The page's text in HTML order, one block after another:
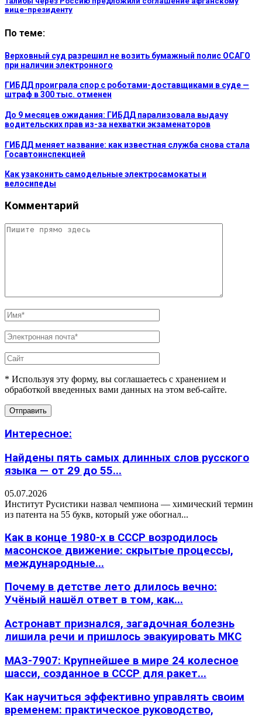
вице-президенту
По теме:
Верховный суд разрешил не возить бумажный полис ОСАГО
при наличии электронного
ГИБДД проиграла спор с роботами-доставщиками в суде —
штраф в 300 тыс. отменен
До 9 месяцев ожидания: ГИБДД парализовала выдачу
водительских прав из-за нехватки экзаменаторов
ГИБДД меняет название: как известная служба снова стала
Госавтоинспекцией
Как узаконить самодельные электросамокаты и
велосипеды
Комментарий
* Используя эту форму, вы соглашаетесь с хранением и
обработкой введенных вами данных на этом веб-сайте.
Интересное:
Найдены пять самых длинных слов русского
языка — от 29 до 55...
05.07.2026
Институт Русистики назвал чемпиона — химический термин
из патента на 55 букв, который уже обогнал...
Как в конце 1980-х в СССР возродилось
масонское движение: скрытые процессы,
международные...
Почему в детстве лето длилось вечно:
Учёный нашёл ответ в том, как...
Астронавт признался, загадочная болезнь
лишила речи и пришлось эвакуировать МКС
МАЗ-7907: Крупнейшее в мире 24 колесное
шасси, созданное в СССР для ракет...
Как научиться эффективно управлять своим
временем: практическое руководство,